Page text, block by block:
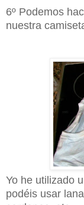
6º Podemos
nuestra
Yo he utilizado
podéis usar